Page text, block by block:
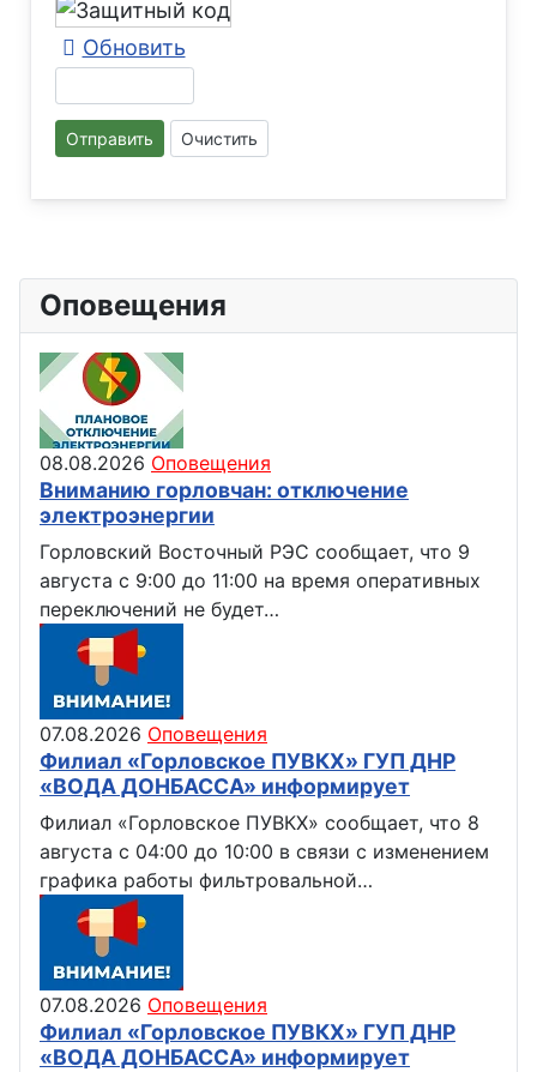
Обновить
Отправить Очистить
Оповещения
08.08.2026 Оповещения
Вниманию горловчан: отключение
электроэнергии
Горловский Восточный РЭС сообщает, что 9
августа с 9:00 до 11:00 на время оперативных
переключений не будет…
07.08.2026 Оповещения
Филиал «Горловское ПУВКХ» ГУП ДНР
«ВОДА ДОНБАССА» информирует
Филиал «Горловское ПУВКХ» сообщает, что 8
августа с 04:00 до 10:00 в связи с изменением
графика работы фильтровальной…
07.08.2026 Оповещения
Филиал «Горловское ПУВКХ» ГУП ДНР
«ВОДА ДОНБАССА» информирует